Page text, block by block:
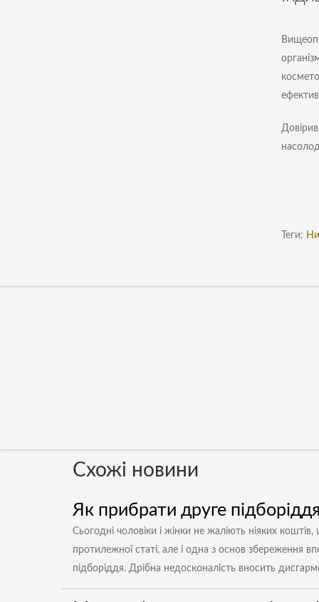
Теги:
Схожі новини
Як прибрати друге
Сьогодні чоловіки і жінки не жаліють ніяких
протилежної статі, але і одна з основ збереження
підборіддя. Дрібна недосконалість вносить